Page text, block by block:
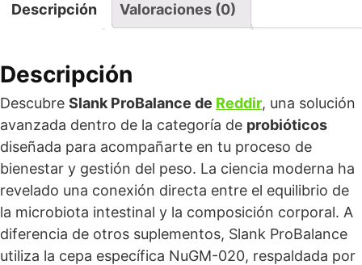
Descripción Valoraciones (0)
Descripción
Descubre Slank ProBalance de Reddir, una solución
avanzada dentro de la categoría de probióticos
diseñada para acompañarte en tu proceso de
bienestar y gestión del peso. La ciencia moderna ha
revelado una conexión directa entre el equilibrio de
la microbiota intestinal y la composición corporal. A
diferencia de otros suplementos, Slank ProBalance
utiliza la cepa específica NuGM-020, respaldada por